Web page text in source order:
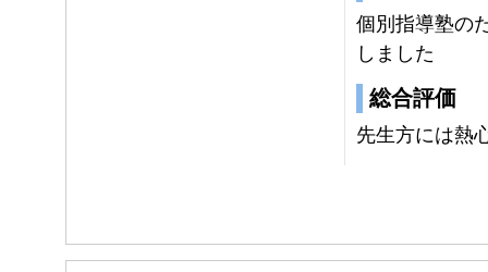
個別指導塾の
しました
総合評価
先生方には熱